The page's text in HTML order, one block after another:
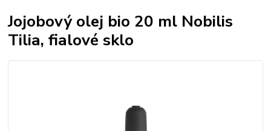
Jojobový olej bio 20 ml Nobilis
Tilia, fialové sklo